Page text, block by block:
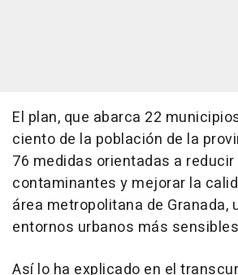
El plan, que abarca 22
ciento de la población de la
76 medidas orientadas a
contaminantes y mejorar la
área metropolitana de Granada,
entornos urbanos más
Así lo ha explicado en el